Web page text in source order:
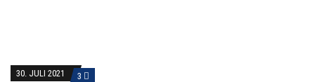
30. JULI 2021 3